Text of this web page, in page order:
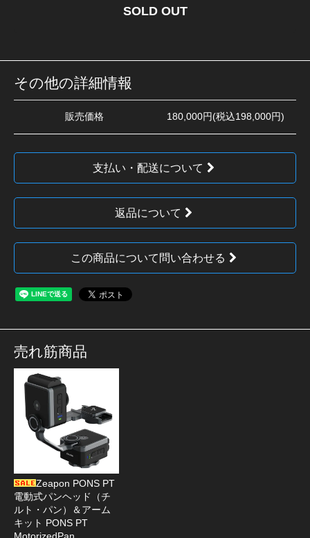
SOLD OUT
その他の詳細情報
販売価格 180,000円(税込198,000円)
支払い・配送について
返品について
この商品について問い合わせる
売れ筋商品
Zeapon PONS PT
電動式パンヘッド（チ
ルト・パン）＆アーム
キット PONS PT